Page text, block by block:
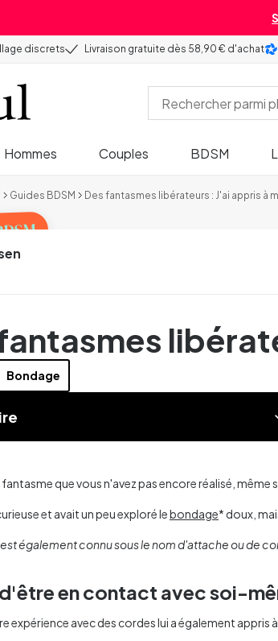
discrets Livraison gratuite dès 58,90 € d'achat
Hommes Couples BDSM
Guides BDSM Des fantasmes libérateurs : J'ai appris à
Bondage
que vous n'avez pas encore réalisé, même
et avait un peu exploré lebondage* doux,
également connu sous le nom d'attache ou de
en contact avec soi-
expérience avec des cordes lui a également appris